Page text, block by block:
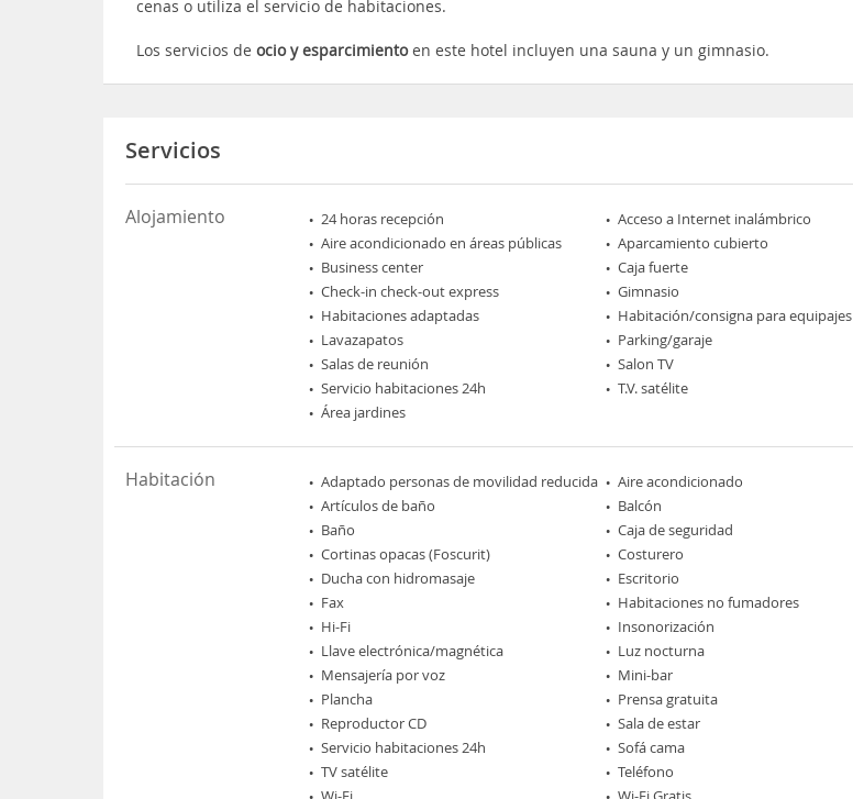
cenas o utiliza el servicio de habitaciones.
Los servicios de ocio y esparcimientoen este hotel incluyen una sauna y un gimnasio.
Servicios
Alojamiento 24 horas recepción Acceso a Internet inalámbrico
Aire acondicionado en áreas públicas
Aparcamiento cubierto
Business center
Caja fuerte
Check-in check-out express
Gimnasio
Habitaciones adaptadas
Habitación/consigna para equipajes
Lavazapatos
Parking/garaje
Salas de reunión
Salon TV
Servicio habitaciones 24h
T.V. satélite
Área jardines
Habitación Adaptado personas de movilidad reducida Aire acondicionado
Artículos de baño
Balcón
Baño
Caja de seguridad
Cortinas opacas (Foscurit)
Costurero
Ducha con hidromasaje
Escritorio
Fax
Habitaciones no fumadores
Hi-Fi
Insonorización
Llave electrónica/magnética
Luz nocturna
Mensajería por voz
Mini-bar
Plancha
Prensa gratuita
Reproductor CD
Sala de estar
Servicio habitaciones 24h
Sofá cama
TV satélite
Teléfono